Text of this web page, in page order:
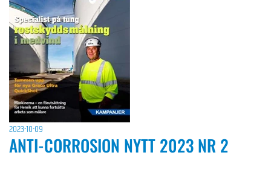
2023-10-09
ANTI-CORROSION NYTT 2023 NR 2